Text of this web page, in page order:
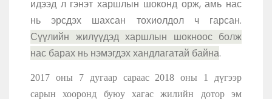
идээд л гэнэт харшлын шоконд орж, амь нас
нь эрсдэх шахсан тохиолдол ч гарсан.
Сүүлийн жилүүдэд харшлын шокноос болж
нас барах нь нэмэгдэх хандлагатай байна.
2017 оны 7 дугаар сараас 2018 оны 1 дүгээр
сарын хооронд буюу хагас жилийн дотор эм